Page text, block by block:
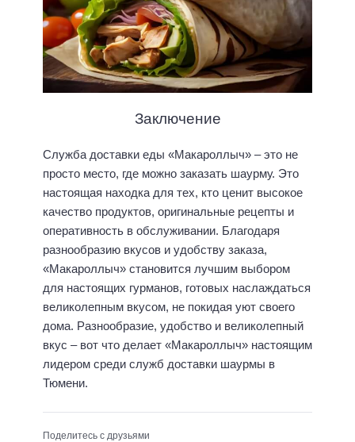
Заключение
Служба доставки еды «Макароллыч» – это не
просто место, где можно заказать шаурму. Это
настоящая находка для тех, кто ценит высокое
качество продуктов, оригинальные рецепты и
оперативность в обслуживании. Благодаря
разнообразию вкусов и удобству заказа,
«Макароллыч» становится лучшим выбором
для настоящих гурманов, готовых наслаждаться
великолепным вкусом, не покидая уют своего
дома. Разнообразие, удобство и великолепный
вкус – вот что делает «Макароллыч» настоящим
лидером среди служб доставки шаурмы в
Тюмени.
Поделитесь с друзьями